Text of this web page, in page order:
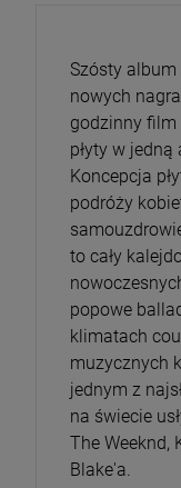
Szósty album
nowych
godzinny film
płyty w
Koncepcja
podróży
to cały
popowe
klimatach
muzycznych
jednym z
na świecie
The Weeknd,
Blake'a.